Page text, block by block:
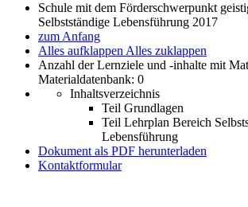
Schule mit dem Förderschwerpunkt
Selbstständige Lebensführung 2017
zum Anfang
Alles aufklappen Alles zuklappen
Anzahl der Lernziele und -inhalte mit
Materialdatenbank: 0
Inhaltsverzeichnis
Teil Grundlagen
Teil Lehrplan Bereich
Lebensführung
Dokument als PDF herunterladen
Kontaktformular